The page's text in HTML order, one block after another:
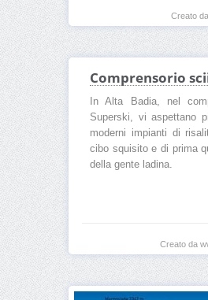
Creato
Comprensorio
In Alta Badia, nel
Superski, vi aspettano
moderni impianti di
cibo squisito e di prima
della gente ladina.
Creato da